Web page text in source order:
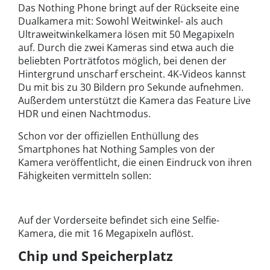
Das Nothing Phone bringt auf der Rückseite eine
Dualkamera mit: Sowohl Weitwinkel- als auch
Ultraweitwinkelkamera lösen mit 50 Megapixeln
auf. Durch die zwei Kameras sind etwa auch die
beliebten Porträtfotos möglich, bei denen der
Hintergrund unscharf erscheint. 4K-Videos kannst
Du mit bis zu 30 Bildern pro Sekunde aufnehmen.
Außerdem unterstützt die Kamera das Feature Live
HDR und einen Nachtmodus.
Schon vor der offiziellen Enthüllung des
Smartphones hat Nothing Samples von der
Kamera veröffentlicht, die einen Eindruck von ihren
Fähigkeiten vermitteln sollen:
Auf der Vorderseite befindet sich eine Selfie-
Kamera, die mit 16 Megapixeln auflöst.
Chip und Speicherplatz